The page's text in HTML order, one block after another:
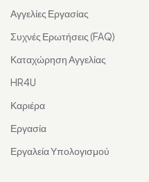
Αγγελίες Εργασίας
Συχνές Ερωτήσεις (FAQ)
Καταχώρηση Αγγελίας
HR4U
Καριέρα
Εργασία
Εργαλεία Υπολογισμού